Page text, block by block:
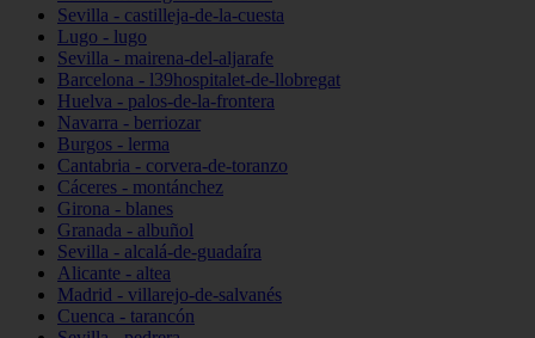
Sevilla - castilleja-de-la-cuesta
Lugo - lugo
Sevilla - mairena-del-aljarafe
Barcelona - l39hospitalet-de-llobregat
Huelva - palos-de-la-frontera
Navarra - berriozar
Burgos - lerma
Cantabria - corvera-de-toranzo
Cáceres - montánchez
Girona - blanes
Granada - albuñol
Sevilla - alcalá-de-guadaíra
Alicante - altea
Madrid - villarejo-de-salvanés
Cuenca - tarancón